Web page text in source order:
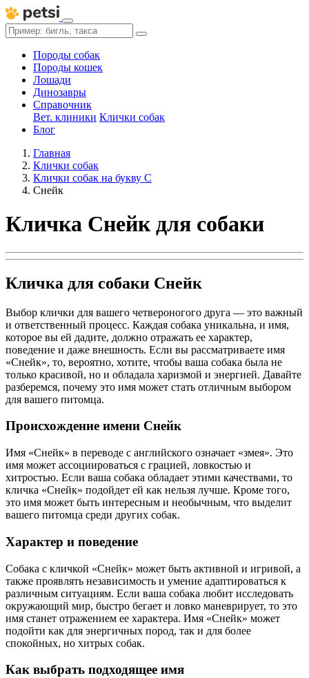
Породы собак
Породы кошек
Лошади
Динозавры
Справочник
Вет. клиники Клички собак
Блог
Главная
Клички собак
Клички собак на букву С
Снейк
Кличка Снейк для собаки
Кличка для собаки Снейк
Выбор клички для вашего четвероногого друга — это важный
и ответственный процесс. Каждая собака уникальна, и имя,
которое вы ей дадите, должно отражать ее характер,
поведение и даже внешность. Если вы рассматриваете имя
«Снейк», то, вероятно, хотите, чтобы ваша собака была не
только красивой, но и обладала харизмой и энергией. Давайте
разберемся, почему это имя может стать отличным выбором
для вашего питомца.
Происхождение имени Снейк
Имя «Снейк» в переводе с английского означает «змея». Это
имя может ассоциироваться с грацией, ловкостью и
хитростью. Если ваша собака обладает этими качествами, то
кличка «Снейк» подойдет ей как нельзя лучше. Кроме того,
это имя может быть интересным и необычным, что выделит
вашего питомца среди других собак.
Характер и поведение
Собака с кличкой «Снейк» может быть активной и игривой, а
также проявлять независимость и умение адаптироваться к
различным ситуациям. Если ваша собака любит исследовать
окружающий мир, быстро бегает и ловко маневрирует, то это
имя станет отражением ее характера. Имя «Снейк» может
подойти как для энергичных пород, так и для более
спокойных, но хитрых собак.
Как выбрать подходящее имя